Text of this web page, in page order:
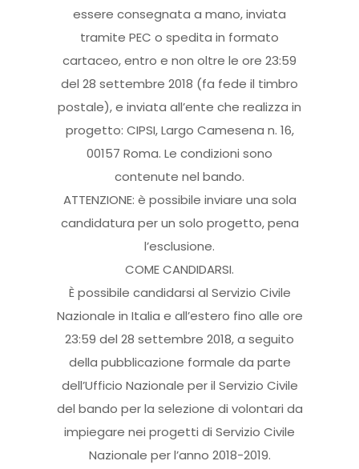
essere consegnata a mano, inviata
tramite PEC o spedita in formato
cartaceo, entro e non oltre le ore 23:59
del 28 settembre 2018 (fa fede il timbro
postale), e inviata all’ente che realizza in
progetto: CIPSI, Largo Camesena n. 16,
00157 Roma. Le condizioni sono
contenute nel bando.
ATTENZIONE: è possibile inviare una sola
candidatura per un solo progetto, pena
l’esclusione.
COME CANDIDARSI.
È possibile candidarsi al Servizio Civile
Nazionale in Italia e all’estero fino alle ore
23:59 del 28 settembre 2018, a seguito
della pubblicazione formale da parte
dell’Ufficio Nazionale per il Servizio Civile
del bando per la selezione di volontari da
impiegare nei progetti di Servizio Civile
Nazionale per l’anno 2018-2019.